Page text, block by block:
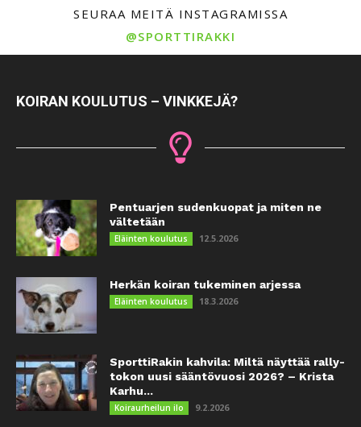
SEURAA MEITÄ INSTAGRAMISSA
@SPORTTIRAKKI
KOIRAN KOULUTUS – VINKKEJÄ?
Pentuarjen sudenkuopat ja miten ne
vältetään
Eläinten koulutus 12.5.2026
Herkän koiran tukeminen arjessa
Eläinten koulutus 18.3.2026
SporttiRakin kahvila: Miltä näyttää rally-
tokon uusi sääntövuosi 2026? – Krista
Karhu...
Koiraurheilun ilo 9.2.2026